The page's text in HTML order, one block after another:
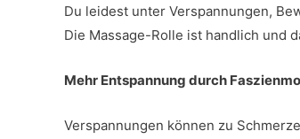
Du leidest unter Verspannungen,
Die Massage-Rolle ist handlich und
Mehr Entspannung durch
Verspannungen können zu